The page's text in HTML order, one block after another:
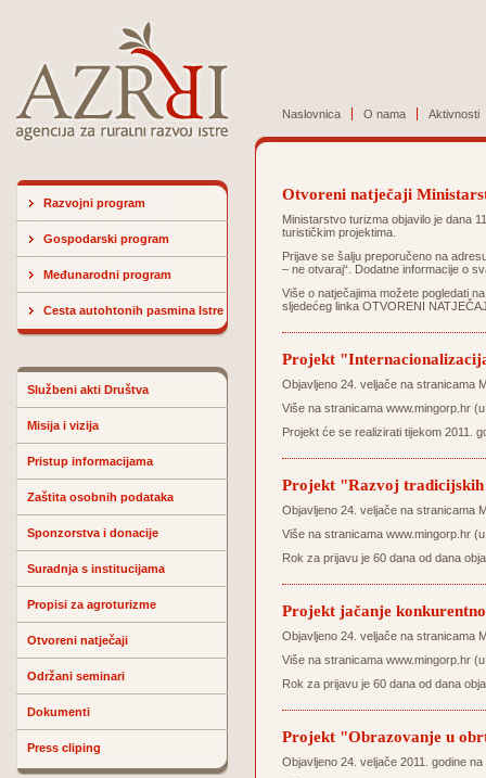
Naslovnica O nama Aktivnosti
Razvojni program
Gospodarski program
Međunarodni program
Cesta autohtonih pasmina Istre
Službeni akti Društva
Misija i vizija
Pristup informacijama
Zaštita osobnih podataka
Sponzorstva i donacije
Suradnja s institucijama
Propisi za agroturizme
Otvoreni natječaji
Održani seminari
Dokumenti
Press cliping
Otvoreni natječaji
Ministarstvo turizma objavilo je dana
turističkim projektima.
Prijave se šalju preporučeno na
– ne otvaraj“. Dodatne informacije o
Više o natječajima možete pogledati
sljedećeg linka OTVORENI
Projekt
Objavljeno 24. veljače na stranicama
Više na stranicama www.mingorp.hr
Projekt će se realizirati tijekom 2011.
Projekt "Razvoj tradicijskih
Objavljeno 24. veljače na stranicama
Više na stranicama www.mingorp.hr
Rok za prijavu je 60 dana od dana
Projekt jačanje
Objavljeno 24. veljače na stranicama
Više na stranicama www.mingorp.hr
Rok za prijavu je 60 dana od dana
Projekt "Obrazovanje u
Objavljeno 24. veljače 2011. godine